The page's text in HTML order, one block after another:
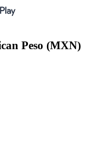
Peso (MXN)